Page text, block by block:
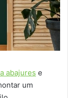
abajures e
um